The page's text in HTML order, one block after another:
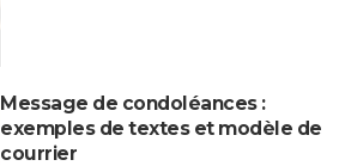
Message de condoléances :
exemples de textes et modèle de
courrier